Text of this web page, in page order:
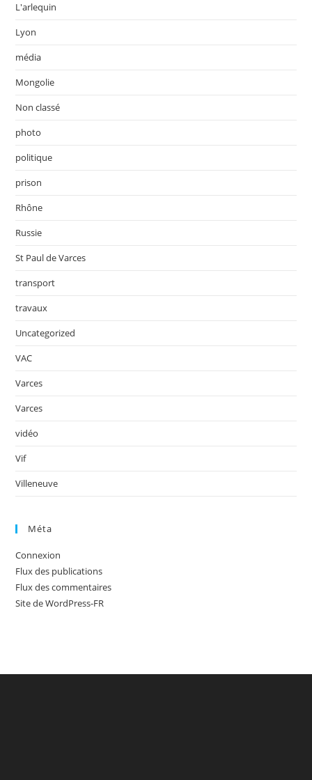
L'arlequin
Lyon
média
Mongolie
Non classé
photo
politique
prison
Rhône
Russie
St Paul de Varces
transport
travaux
Uncategorized
VAC
Varces
Varces
vidéo
Vif
Villeneuve
Méta
Connexion
Flux des publications
Flux des commentaires
Site de WordPress-FR